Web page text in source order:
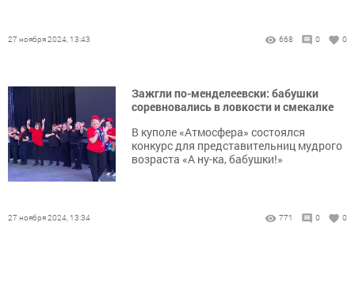
27 ноября 2024, 13:43 668 0 0
Зажгли по-менделеевски: бабушки
соревновались в ловкости и смекалке
В куполе «Атмосфера» состоялся
конкурс для представительниц мудрого
возраста «А ну-ка, бабушки!»
27 ноября 2024, 13:34 771 0 0